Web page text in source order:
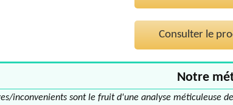
Consulter le
Notre
inconvenients sont le fruit d'une analyse méticuleuse